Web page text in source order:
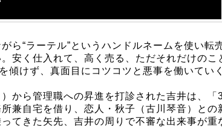
ら“ラーテル”というハンドルネームを使い転
く仕入れて、高く売る、ただそれだけのこ
傾けず、真面目にコツコツと悪事を働いて
から管理職への昇進を打診された吉井は、
兼自宅を借り、恋人・秋子（古川琴音）と
てきた矢先、吉井の周りで不審な出来事が